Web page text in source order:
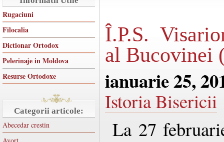
Rugaciuni
Filocalia
Dictionar Ortodox
Pelerinaje in Moldova
Resurse Ortodoxe
Categorii articole:
Abecedar crestin
Avort
Î.P.S.
al Bucovinei
ianuarie 25,
Istoria Bisericii
La 27